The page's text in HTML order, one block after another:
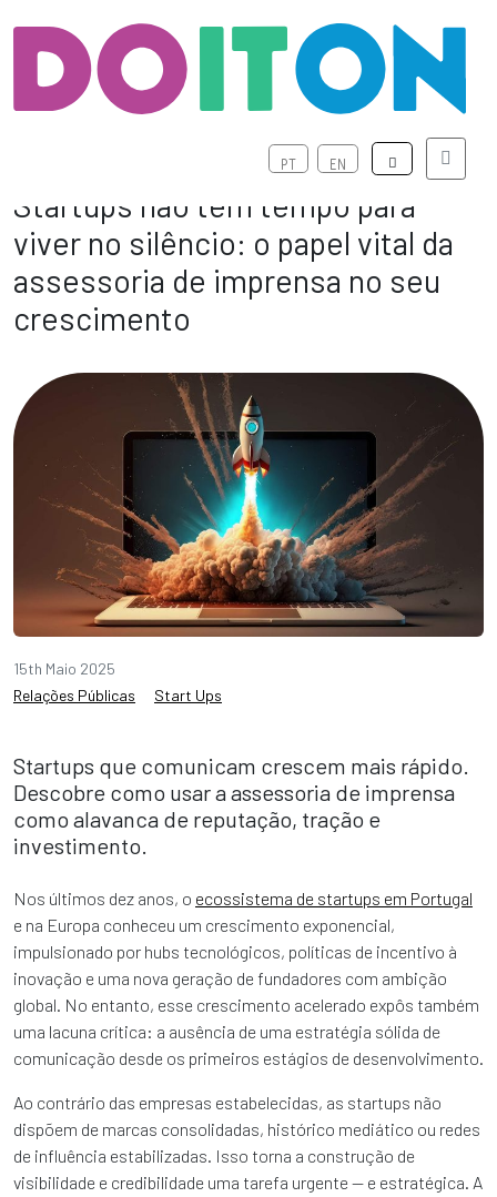
PT EN
Startups não têm tempo para
viver no silêncio: o papel vital da
assessoria de imprensa no seu
crescimento
15th Maio 2025
Relações Públicas
Start Ups
Startups que comunicam crescem mais rápido.
Descobre como usar a assessoria de imprensa
como alavanca de reputação, tração e
investimento.
Nos últimos dez anos, o ecossistema de startups em Portugal
e na Europa conheceu um crescimento exponencial,
impulsionado por hubs tecnológicos, políticas de incentivo à
inovação e uma nova geração de fundadores com ambição
global. No entanto, esse crescimento acelerado expôs também
uma lacuna crítica: a ausência de uma estratégia sólida de
comunicação desde os primeiros estágios de desenvolvimento.
Ao contrário das empresas estabelecidas, as startups não
dispõem de marcas consolidadas, histórico mediático ou redes
de influência estabilizadas. Isso torna a construção de
visibilidade e credibilidade uma tarefa urgente — e estratégica. A